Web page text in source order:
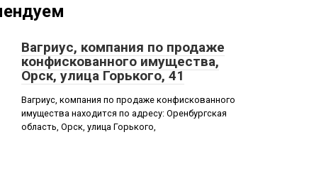
Вагриус, компания по продаже
конфискованного имущества,
Орск, улица Горького, 41
Вагриус, компания по продаже конфискованного
имущества находится по адресу: Оренбургская
область, Орск, улица Горького,